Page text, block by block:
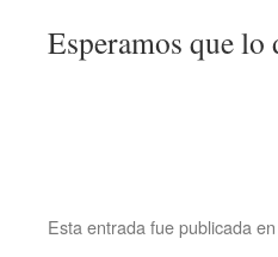
Esperamos que
Esta entrada fue publicada en